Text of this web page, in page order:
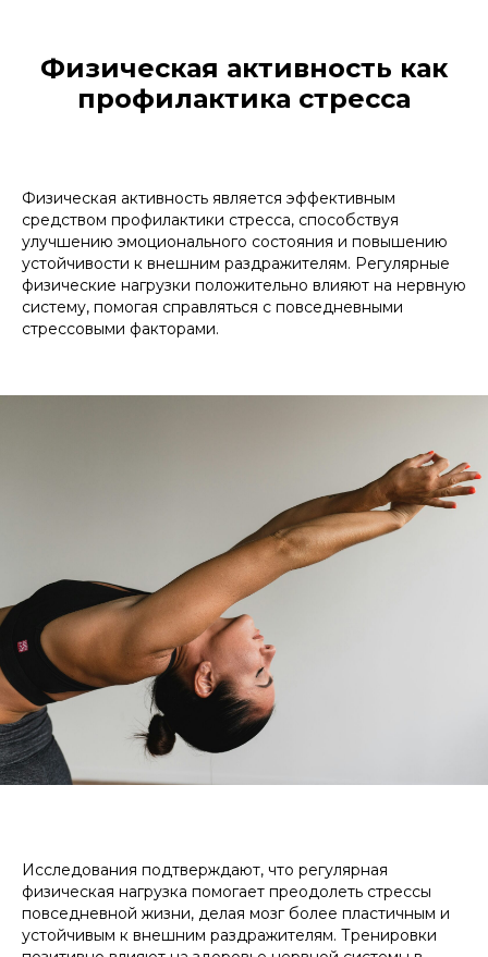
Физическая активность как
профилактика стресса
Физическая активность является эффективным
средством профилактики стресса, способствуя
улучшению эмоционального состояния и повышению
устойчивости к внешним раздражителям. Регулярные
физические нагрузки положительно влияют на нервную
систему, помогая справляться с повседневными
стрессовыми факторами.
Исследования подтверждают, что регулярная
физическая нагрузка помогает преодолеть стрессы
повседневной жизни, делая мозг более пластичным и
устойчивым к внешним раздражителям. Тренировки